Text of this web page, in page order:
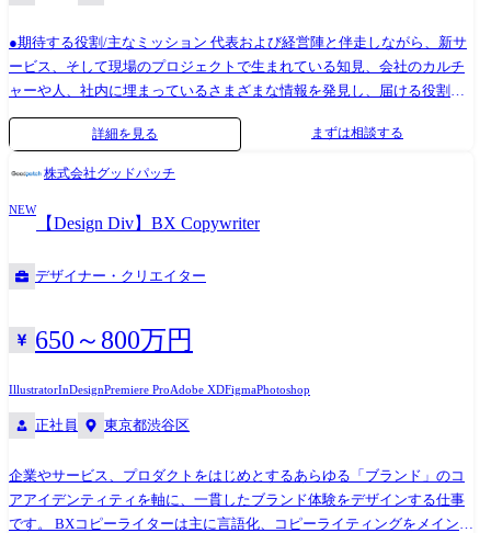
しコミュニケーションをリード ・新規案件におけるプロジェクトプラン
ニング〜提案 ※アカウントマネージャーと伴走いただきます ※提案内容
は、グッドパッチの既存のソリューションに限らず、クライアントの課
題にあわせてゼロベースで検討する事がほとんどです。 ・メンバーやプ
ロジェクト管理(PM、デザイナー、エンジニアなど) ・プロジェクト状況
に応じたアップセルや継続提案などの機会拡張 ・プランニング後はプロ
ト計画書作成 -プロジェクトの事例化、拡張/継続へ向けたメンバー/プ
ロジェクト管理 ●業務の変更範囲 ・雇入れ直後:上記参照 ・変更の範囲:
当社における各種業務全般
●期待する役割/主なミッション 代表および経営陣と伴走しながら、新サ
ービス、そして現場のプロジェクトで生まれている知見、会社のカルチ
ャーや人、社内に埋まっているさまざまな情報を発見し、届ける役割を
担ってほしいと考えています。 このポジションに期待するのは、グッド
パッチのビジョンを踏まえて活動の中から、これは面白いを自分で見つ
けて、自分で形にできる人です。 「届けなければ」と思ったときに、行
チームが実際に担っている仕事の一部です。 ・PR、メディアリレーショ
ン ・オウンドメディアの企画・運営 ・さまざまなSNSの企画・運営 ・イ
ンナーコミュニケーションの設計と実施 ・ブランディングのための企画
立案と実施 入社後はまず現メンバーとペアで動き、チームの仕事と文脈
して動ける状態を想定しています。担当の範囲は、強みと関心をもとに
一緒に決めます。 ●使用するツール / 環境 Slack、Notion、esa、Google
詳細を見る まずは相談する
株式会社グッドパッチ
NEW
【Design Div】BX Copywriter
デザイナー・クリエイター
650～800万円
IllustratorInDesignPremiere ProAdobe XDFigmaPhotoshop
正社員 東京都渋谷区
企業やサービス、プロダクトをはじめとするあらゆる「ブランド」のコ
アアイデンティティを軸に、一貫したブランド体験をデザインする仕事
です。 BXコピーライターは主に言語化、コピーライティングをメインに